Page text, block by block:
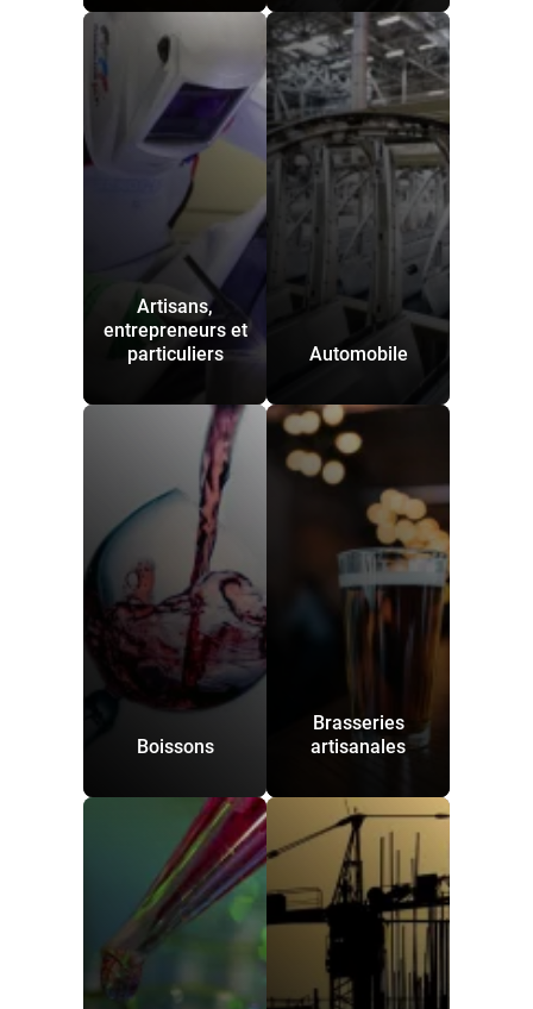
Artisans,
entrepreneurs et
particuliers
Automobile
Boissons
Brasseries
artisanales